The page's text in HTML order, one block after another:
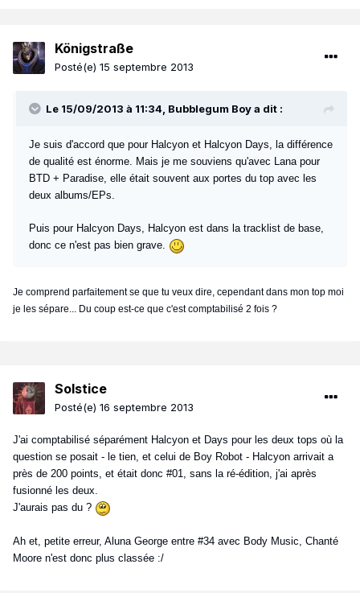
Königstraße
Posté(e) 15 septembre 2013
Le 15/09/2013 à 11:34, Bubblegum Boy a dit :
Je suis d'accord que pour Halcyon et Halcyon Days, la différence
de qualité est énorme. Mais je me souviens qu'avec Lana pour
BTD + Paradise, elle était souvent aux portes du top avec les
deux albums/EPs.
Puis pour Halcyon Days, Halcyon est dans la tracklist de base,
donc ce n'est pas bien grave.
Je comprend parfaitement se que tu veux dire, cependant dans mon top moi
je les sépare... Du coup est-ce que c'est comptabilisé 2 fois ?
Solstice
Posté(e) 16 septembre 2013
J'ai comptabilisé séparément Halcyon et Days pour les deux tops où la
question se posait - le tien, et celui de Boy Robot - Halcyon arrivait a
près de 200 points, et était donc #01, sans la ré-édition, j'ai après
fusionné les deux.
J'aurais pas du ?
Ah et, petite erreur, Aluna George entre #34 avec Body Music, Chanté
Moore n'est donc plus classée :/